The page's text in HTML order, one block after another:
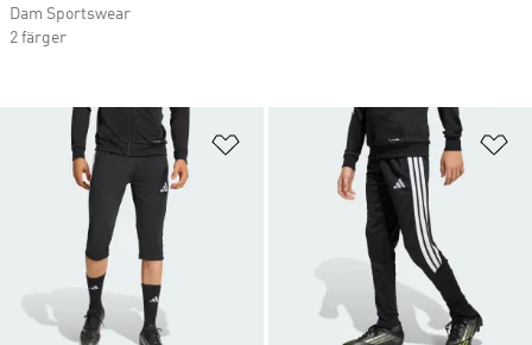
Lägg till på önskelistan
Dam Sportswear
2 färger